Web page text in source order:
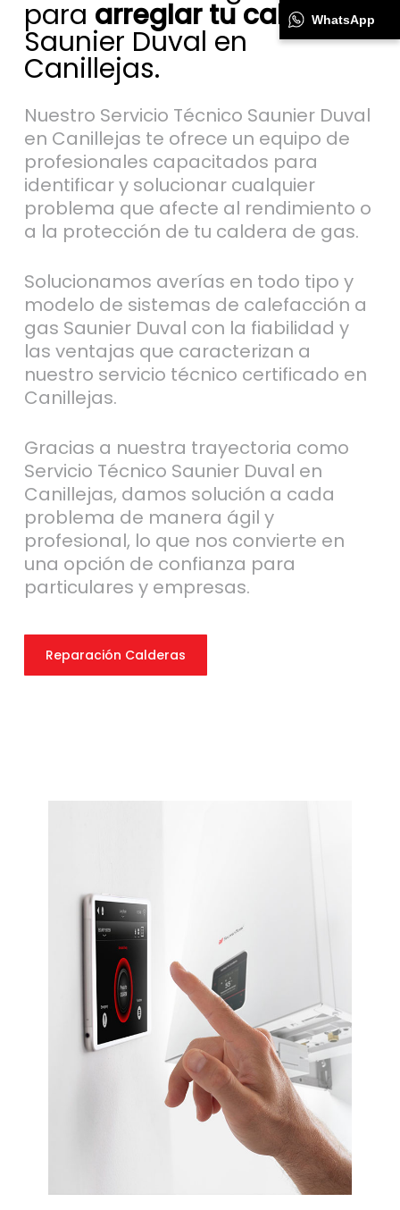
para arreglar tu caldera
Saunier Duval en
Canillejas.
Nuestro Servicio Técnico Saunier Duval
en Canillejas te ofrece un equipo de
profesionales capacitados para
identificar y solucionar cualquier
problema que afecte al rendimiento o
a la protección de tu caldera de gas.
Solucionamos averías en todo tipo y
modelo de sistemas de calefacción a
gas Saunier Duval con la fiabilidad y
las ventajas que caracterizan a
nuestro servicio técnico certificado en
Canillejas.
Gracias a nuestra trayectoria como
Servicio Técnico Saunier Duval en
Canillejas, damos solución a cada
problema de manera ágil y
profesional, lo que nos convierte en
una opción de confianza para
particulares y empresas.
Reparación Calderas
WhatsApp